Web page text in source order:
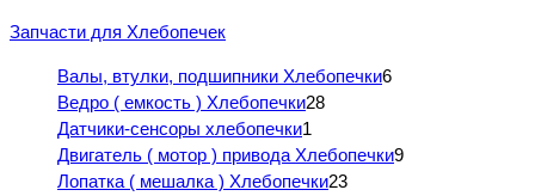
Запчасти для Хлебопечек
Валы, втулки, подшипники Хлебопечки6
Ведро ( емкость ) Хлебопечки28
Датчики-сенсоры хлебопечки1
Двигатель ( мотор ) привода Хлебопечки9
Лопатка ( мешалка ) Хлебопечки23